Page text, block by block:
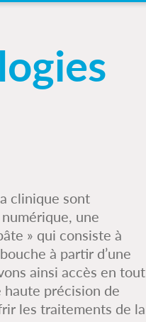
clinique sont
une
» qui consiste à
à partir d’une
ainsi accès en tout
précision de
les traitements de la